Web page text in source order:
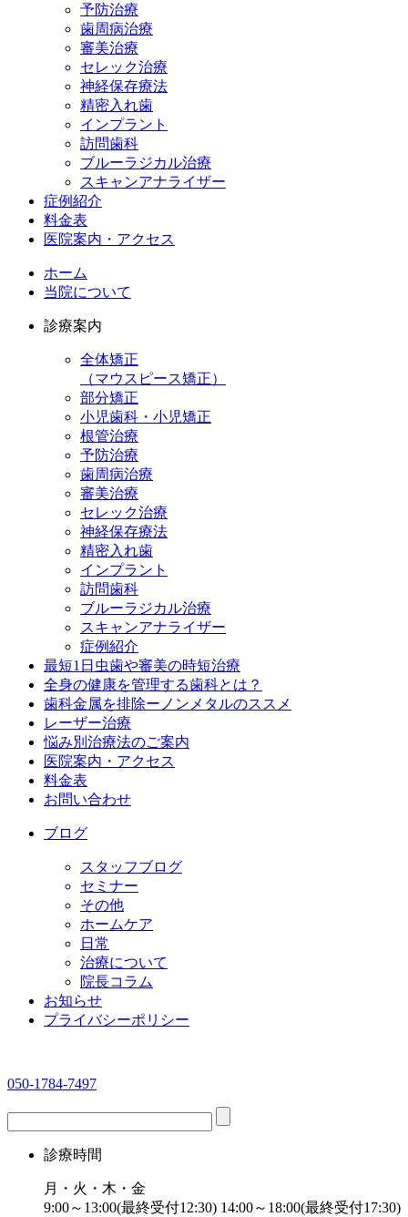
予防治療
歯周病治療
審美治療
セレック治療
神経保存療法
精密入れ歯
インプラント
訪問歯科
ブルーラジカル治療
スキャンアナライザー
症例紹介
料金表
医院案内・アクセス
ホーム
当院について
診療案内
全体矯正
（マウスピース矯正）
部分矯正
小児歯科・小児矯正
根管治療
予防治療
歯周病治療
審美治療
セレック治療
神経保存療法
精密入れ歯
インプラント
訪問歯科
ブルーラジカル治療
スキャンアナライザー
症例紹介
最短1日虫歯や審美の時短治療
全身の健康を管理する歯科とは？
歯科金属を排除ーノンメタルのススメ
レーザー治療
悩み別治療法のご案内
医院案内・アクセス
料金表
お問い合わせ
ブログ
スタッフブログ
セミナー
その他
ホームケア
日常
治療について
院長コラム
お知らせ
プライバシーポリシー
050-1784-7497
診療時間
月・火・木・金
9:00～13:00(最終受付12:30) 14:00～18:00(最終受付17:30)